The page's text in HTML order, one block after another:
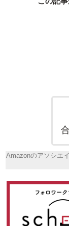
Amazonのアソシエ